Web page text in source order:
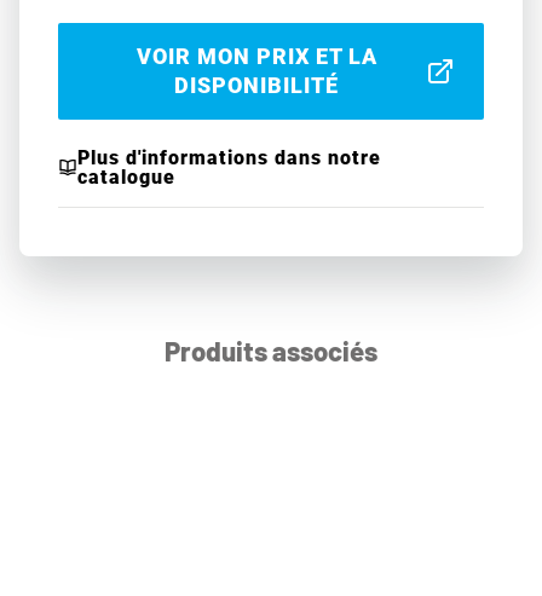
VOIR MON PRIX ET LA
DISPONIBILITÉ
Plus d'informations dans notre
catalogue
Produits associés